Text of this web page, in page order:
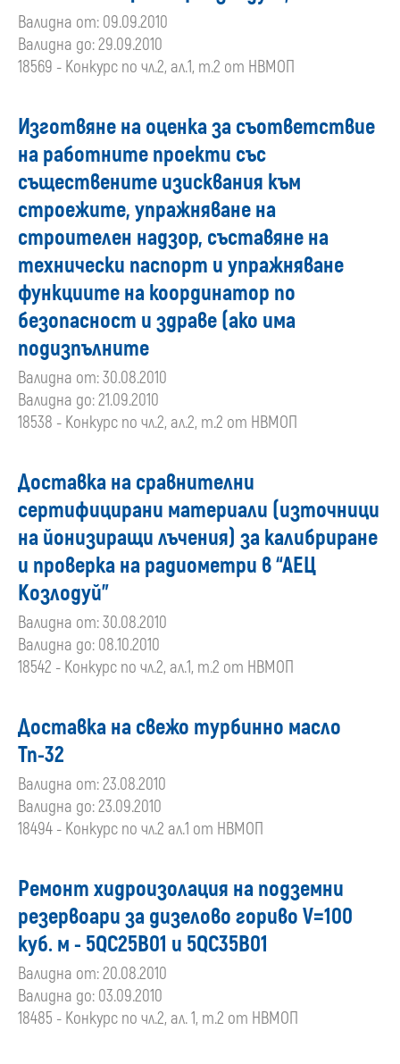
Валидна от: 09.09.2010
Валидна до: 29.09.2010
18569 - Конкурс по чл.2, ал.1, т.2 от НВМОП
Изготвяне на оценка за съответствие
на работните проекти със
съществените изисквания към
строежите, упражняване на
строителен надзор, съставяне на
технически паспорт и упражняване
функциите на координатор по
безопасност и здраве (ако има
подизпълните
Валидна от: 30.08.2010
Валидна до: 21.09.2010
18538 - Конкурс по чл.2, ал.2, т.2 от НВМОП
Доставка на сравнителни
сертифицирани материали (източници
на йонизиращи лъчения) за калибриране
и проверка на радиометри в “АЕЦ
Козлодуй”
Валидна от: 30.08.2010
Валидна до: 08.10.2010
18542 - Конкурс по чл.2, ал.1, т.2 от НВМОП
Доставка на свежо турбинно масло
Тп-32
Валидна от: 23.08.2010
Валидна до: 23.09.2010
18494 - Конкурс по чл.2 ал.1 от НВМОП
Ремонт хидроизолация на подземни
резервоари за дизелово гориво V=100
куб. м - 5QC25B01 и 5QC35B01
Валидна от: 20.08.2010
Валидна до: 03.09.2010
18485 - Конкурс по чл.2, ал. 1, т.2 от НВМОП